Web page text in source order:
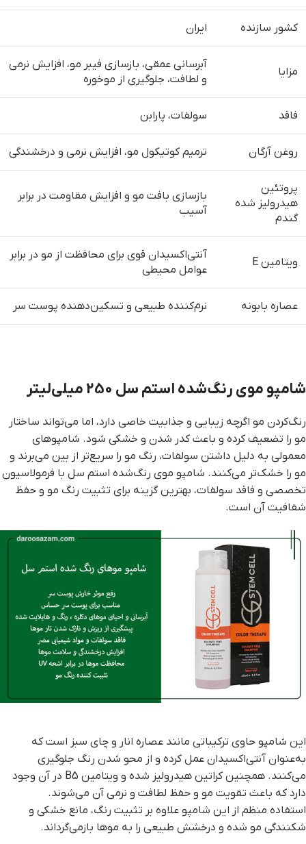
کشور سازنده ایران
مزایا
آبرسانی عمقی، بازسازی فیبر مو، افزایش نرمی
و لطافت، جلوگیری از موخوره
فاقد سولفات، پارابن
روغن آرگان ترمیم کوتیکول مو، افزایش نرمی و درخشندگی
پروتئین
هیدرولیز شده
گندم
بازسازی بافت مو و افزایش مقاومت در برابر
آسیب
ویتامین E
آنتی‌اکسیدان قوی برای محافظت از مو در برابر
عوامل محیطی
عصاره بابونه نرم‌کننده طبیعی و تسکین‌دهنده پوست سر
شامپو موی رنگ‌شده استم سل 250 میلی‌لیتر
رنگ‌کردن مو اگرچه زیبایی و جذابیت خاصی دارد، اما می‌تواند ساختار
مو را تضعیف کرده و باعث کدر شدن و خشکی شود. شامپوهای
معمولی به دلیل داشتن سولفات، رنگ مو را سریع‌تر از بین می‌برند و
مو را خشک‌تر می‌کنند. شامپو موی رنگ‌شده استم سل با فرمولاسیون
تخصصی و فاقد سولفات، بهترین گزینه برای تثبیت رنگ مو و حفظ
شفافیت آن است.
این شامپو حاوی ترکیباتی مانند عصاره انار و چای سبز است که
به‌عنوان آنتی‌اکسیدان عمل کرده و از محو شدن رنگ جلوگیری
می‌کنند. همچنین کراتین هیدرولیز شده و ویتامین B5 در آن وجود
دارد که باعث تقویت مو و حفظ لطافت و نرمی آن می‌شوند.
استفاده منظم از این شامپو علاوه بر تثبیت رنگ، مانع خشکی و
شکنندگی مو شده و درخشش طبیعی را به موها بازمی‌گرداند.